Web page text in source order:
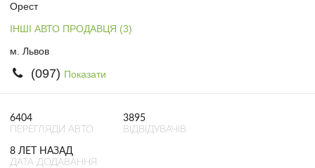
Орест
ІНШІ АВТО ПРОДАВЦЯ (3)
м. Львов
(097) Показати
6404
ПЕРЕГЛЯДИ АВТО
3895
ВІДВІДУВАЧІВ
8 ЛЕТ НАЗАД
ДАТА ДОДАВАННЯ